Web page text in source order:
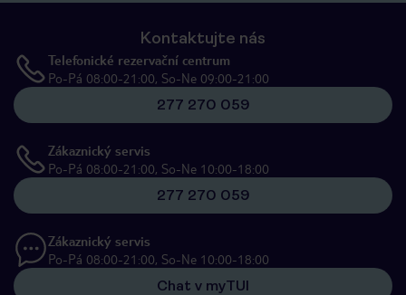
Kontaktujte nás
Telefonické rezervační centrum
Po-Pá 08:00-21:00, So-Ne 09:00-21:00
277 270 059
Zákaznický servis
Po-Pá 08:00-21:00, So-Ne 10:00-18:00
277 270 059
Zákaznický servis
Po-Pá 08:00-21:00, So-Ne 10:00-18:00
Chat v myTUI